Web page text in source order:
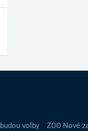
volby
ZOO Nové